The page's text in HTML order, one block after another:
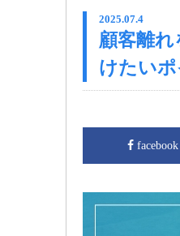
2025.07.4
顧客離
けたい
facebook